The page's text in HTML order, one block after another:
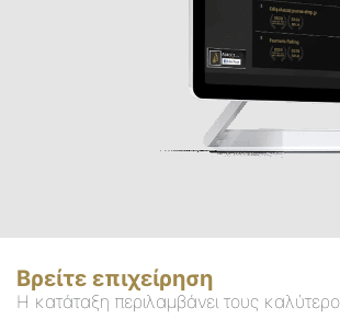
Βρείτε επιχείρηση
Η κατάταξη περιλαμβάνει τους